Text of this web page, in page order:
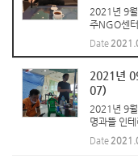
2021년 9
주NGO센
점 (대표
811~814호
Date
2021년
07)
2021년 9
명과뜰 인
용되던 극
14호의 사
Date